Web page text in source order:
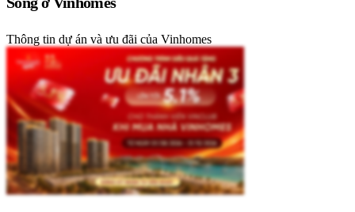
Thông tin dự án và ưu đãi của Vinhomes